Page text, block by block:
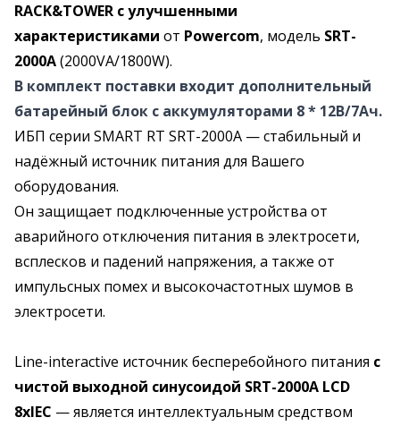
RACK&TOWER с улучшенными
характеристиками от Powercom, модель SRT-
2000A(2000VA/1800W).
В комплект поставки входит дополнительный
батарейный блок с аккумуляторами 8 * 12В/7Ач.
ИБП серии SMART RT SRT-2000A — стабильный и
надёжный источник питания для Вашего
оборудования.
Он защищает подключенные устройства от
аварийного отключения питания в электросети,
всплесков и падений напряжения, а также от
импульсных помех и высокочастотных шумов в
электросети.
Line-interactive источник бесперебойного питания с
чистой выходной синусоидой SRT-2000A LCD
8хIEC — является интеллектуальным средством